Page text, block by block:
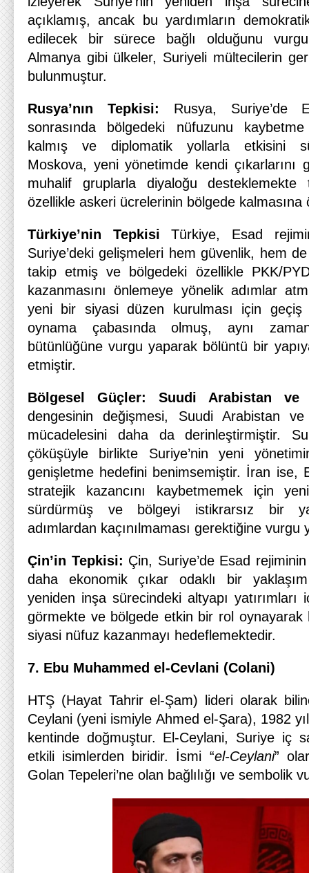
açıklamış, ancak bu yardımların
edilecek bir sürece bağlı olduğunu
Almanya gibi ülkeler, Suriyeli mültecilerin
bulunmuştur.
Rusya’nın Tepkisi: Rusya, Suriye’de
sonrasında bölgedeki nüfuzunu
kalmış ve diplomatik yollarla etkisini
Moskova, yeni yönetimde kendi çıkarlarını
muhalif gruplarla diyaloğu desteklemekte
özellikle askeri ücrelerinin bölgede kalmasına
Türkiye’nin Tepkisi Türkiye, Esad
Suriye’deki gelişmeleri hem güvenlik, hem
takip etmiş ve bölgedeki özellikle PKK/
kazanmasını önlemeye yönelik adımlar
yeni bir siyasi düzen kurulması için
oynama çabasında olmuş, aynı
bütünlüğüne vurgu yaparak bölüntü bir
etmiştir.
Bölgesel Güçler: Suudi Arabistan ve
dengesinin değişmesi, Suudi Arabistan
mücadelesini daha da derinleştirmiştir.
çöküşüyle birlikte Suriye’nin yeni
genişletme hedefini benimsemiştir. İran ise,
stratejik kazancını kaybetmemek için
sürdürmüş ve bölgeyi istikrarsız bir
adımlardan kaçınılmaması gerektiğine vurgu
Çin’in Tepkisi: Çin, Suriye’de Esad
daha ekonomik çıkar odaklı bir
yeniden inşa sürecindeki altyapı
görmekte ve bölgede etkin bir rol
siyasi nüfuz kazanmayı hedeflemektedir.
7. Ebu Muhammed el-Cevlani (Colani)
HTŞ (Hayat Tahrir el-Şam) lideri olarak
Ceylani (yeni ismiyle Ahmed el-Şara), 1982
kentinde doğmuştur. El-Ceylani, Suriye iç
etkili isimlerden biridir. İsmi “el-Ceylani”
Golan Tepeleri’ne olan bağlılığı ve sembolik